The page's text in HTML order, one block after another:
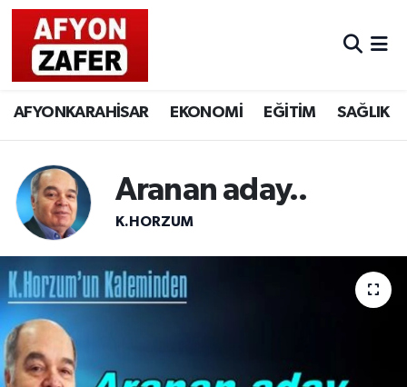
AFYONKARAHİSAR EKONOMİ EĞİTİM SAĞLIK
Aranan aday..
K.HORZUM